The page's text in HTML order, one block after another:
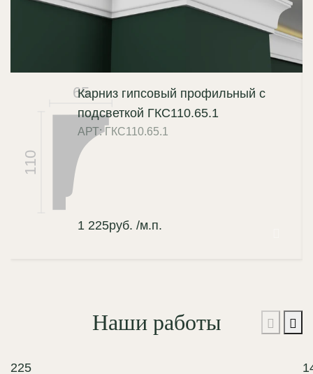
65
110
Карниз гипсовый профильный с
подсветкой ГКС110.65.1
АРТ: ГКС110.65.1
1 225руб. /м.п.
Наши работы
225